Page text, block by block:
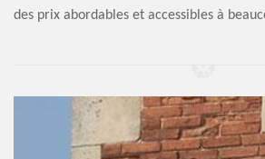
des prix abordables et accessibles à